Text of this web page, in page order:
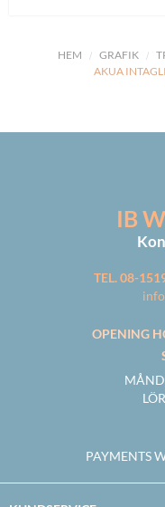
HEM GRAFIK
AKUA
IB
TEL. 08-
OPENING
PAYMENTS